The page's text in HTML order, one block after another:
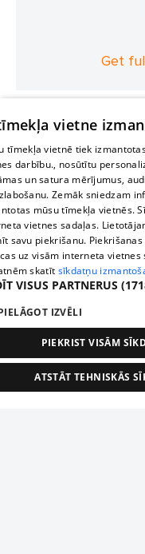
Get
vietne
tīmekļa vietnē tiek
darbību., nosūtītu
un satura mērījumus,
Zemāk sniedzam
mūsu tīmekļa vietnēs.
vietnes sadaļas.
savu piekrišanu.
uz visām interneta
skatīt sīkdatņu
VISUS PARTNERUS
IZVĒLI
PIEKRIST VISĀM
ATSTĀT TEHNISKĀS